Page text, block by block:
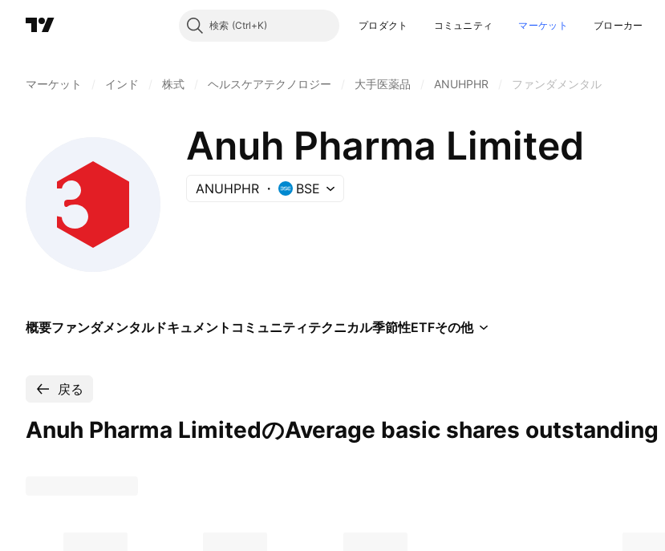
検索 プロダクト コミュニティ マーケット ブローカー
マーケット インド 株式 ヘルスケアテクノロジー 大手医薬品 ANUHPHR ファンダメンタル
Anuh Pharma Limited
ANUHPHR BSE
概要ファンダメンタルドキュメント コミュニティテクニカル季節性ETFその他
戻る
Anuh Pharma LimitedのAverage basic shares outstanding